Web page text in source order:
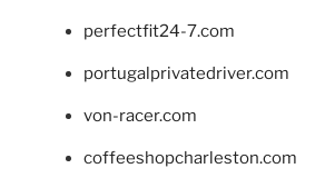
perfectfit24-7.com
portugalprivatedriver.com
von-racer.com
coffeeshopcharleston.com